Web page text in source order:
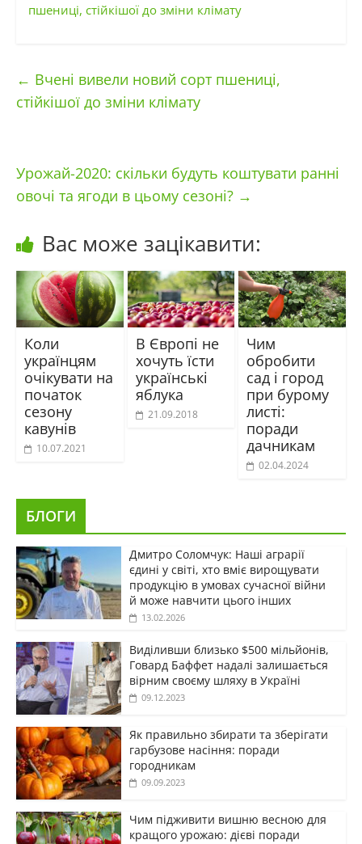
пшениці, стійкішої до зміни клімату
← Вчені вивели новий сорт пшениці,
стійкішої до зміни клімату
Урожай-2020: скільки будуть коштувати ранні
овочі та ягоди в цьому сезоні? →
Вас може зацікавити:
Коли
українцям
очікувати на
початок
сезону
кавунів
10.07.2021
В Європі не
хочуть їсти
українські
яблука
21.09.2018
Чим
обробити
сад і город
при бурому
листі:
поради
дачникам
02.04.2024
БЛОГИ
Дмитро Соломчук: Наші аграрії
єдині у світі, хто вміє вирощувати
продукцію в умовах сучасної війни
й може навчити цього інших
13.02.2026
Виділивши близько $500 мільйонів,
Говард Баффет надалі залишається
вірним своєму шляху в Україні
09.12.2023
Як правильно збирати та зберігати
гарбузове насіння: поради
городникам
09.09.2023
Чим підживити вишню весною для
кращого урожаю: дієві поради